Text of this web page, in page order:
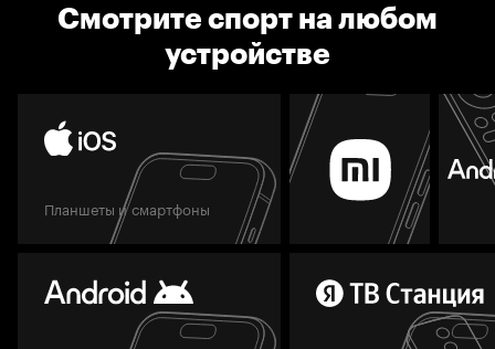
Смотрите спорт на любом
устройстве
Планшеты и смартфоны